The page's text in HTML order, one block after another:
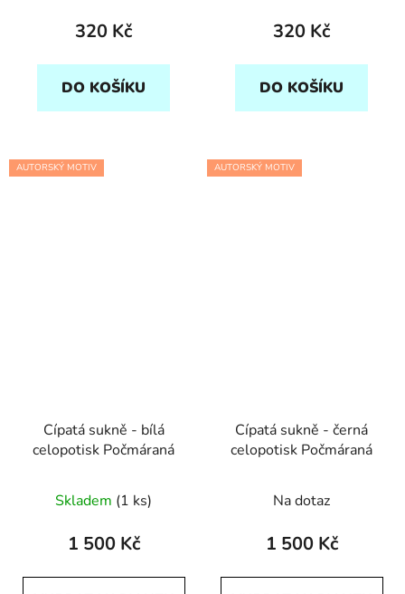
320 Kč
DO KOŠÍKU
320 Kč
DO KOŠÍKU
AUTORSKÝ MOTIV
Cípatá sukně - bílá
celopotisk Počmáraná
Skladem (1 ks)
1 500 Kč
AUTORSKÝ MOTIV
Cípatá sukně - černá
celopotisk Počmáraná
Na dotaz
1 500 Kč